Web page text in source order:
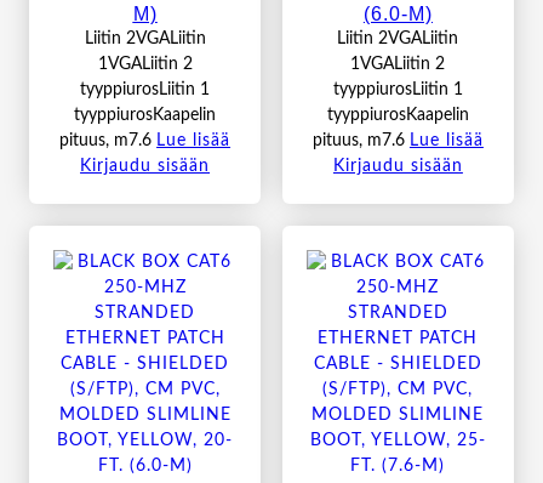
M)
Liitin 2VGALiitin
1VGALiitin 2
tyyppiurosLiitin 1
tyyppiurosKaapelin
pituus, m7.6 Lue lisää
Kirjaudu sisään
(6.0-M)
Liitin 2VGALiitin
1VGALiitin 2
tyyppiurosLiitin 1
tyyppiurosKaapelin
pituus, m7.6 Lue lisää
Kirjaudu sisään